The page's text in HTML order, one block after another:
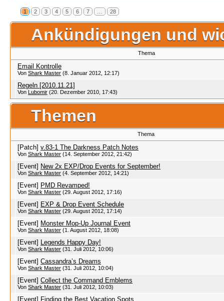
1 2 3 4 5 6 7 … 28
Ankündigungen und
Thema
Email Kontrolle
Von Shark Master (8. Januar 2012, 12:17)
Regeln [2010.11.21]
Von Lubomir (20. Dezember 2010, 17:43)
Themen
Thema
[Patch] v.83-1 The Darkness Patch Notes
Von Shark Master (14. September 2012, 21:42)
[Event] New 2x EXP/Drop Events for September!
Von Shark Master (4. September 2012, 14:21)
[Event] PMD Revamped!
Von Shark Master (29. August 2012, 17:16)
[Event] EXP & Drop Event Schedule
Von Shark Master (29. August 2012, 17:14)
[Event] Monster Mop-Up Journal Event
Von Shark Master (1. August 2012, 18:08)
[Event] Legends Happy Day!
Von Shark Master (31. Juli 2012, 10:06)
[Event] Cassandra’s Dreams
Von Shark Master (31. Juli 2012, 10:04)
[Event] Collect the Command Emblems
Von Shark Master (31. Juli 2012, 10:03)
[Event] Finding the Best Vacation Spots